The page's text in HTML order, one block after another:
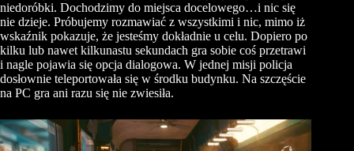
niedoróbki. Dochodzimy do miejsca docelowego…i nic się
nie dzieje. Próbujemy rozmawiać z wszystkimi i nic, mimo iż
wskaźnik pokazuje, że jesteśmy dokładnie u celu. Dopiero po
kilku lub nawet kilkunastu sekundach gra sobie coś przetrawi
i nagle pojawia się opcja dialogowa. W jednej misji policja
dosłownie teleportowała się w środku budynku. Na szczęście
na PC gra ani razu się nie zwiesiła.